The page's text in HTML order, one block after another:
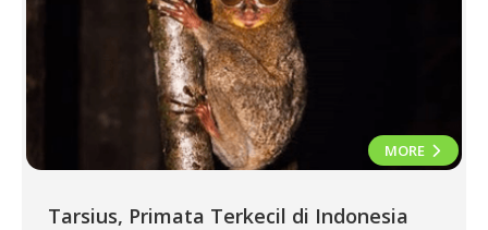
MORE
Tarsius, Primata Terkecil di Indonesia